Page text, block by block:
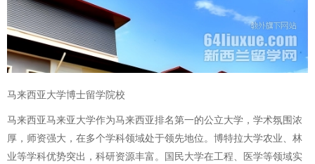
马来西亚大学博士留学院校
马来西亚马来亚大学作为马来西亚排名第一的公立大学，学术氛围浓
厚，师资强大，在多个学科领域处于领先地位。博特拉大学农业、林
业等学科优势突出，科研资源丰富。国民大学在工程、医学等领域实